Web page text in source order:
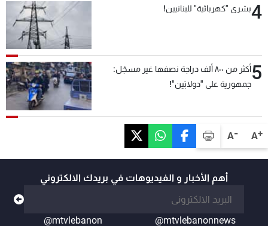
A+
A-
4بشرى "كهربائية" للبنانيين!
5
أكثر من ٨٠٠ ألف دراجة نصفها غير مسجّل:
جمهورية على "دولابَين"!
أهم الأخبار و الفيديوهات في بريدك الالكتروني
@mtvlebanonnews
@mtvlebanon